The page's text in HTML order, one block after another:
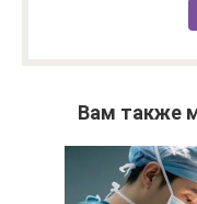
Вам также